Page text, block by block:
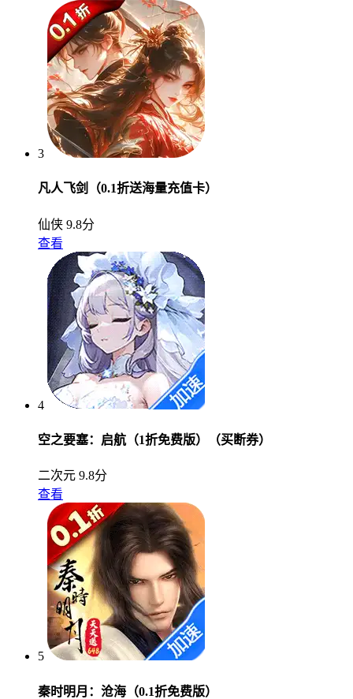
3
凡人飞剑（0.1折送海量充值卡）
仙侠 9.8分
查看
4
空之要塞：启航（1折免费版）（买断券）
二次元 9.8分
查看
5
秦时明月：沧海（0.1折免费版）